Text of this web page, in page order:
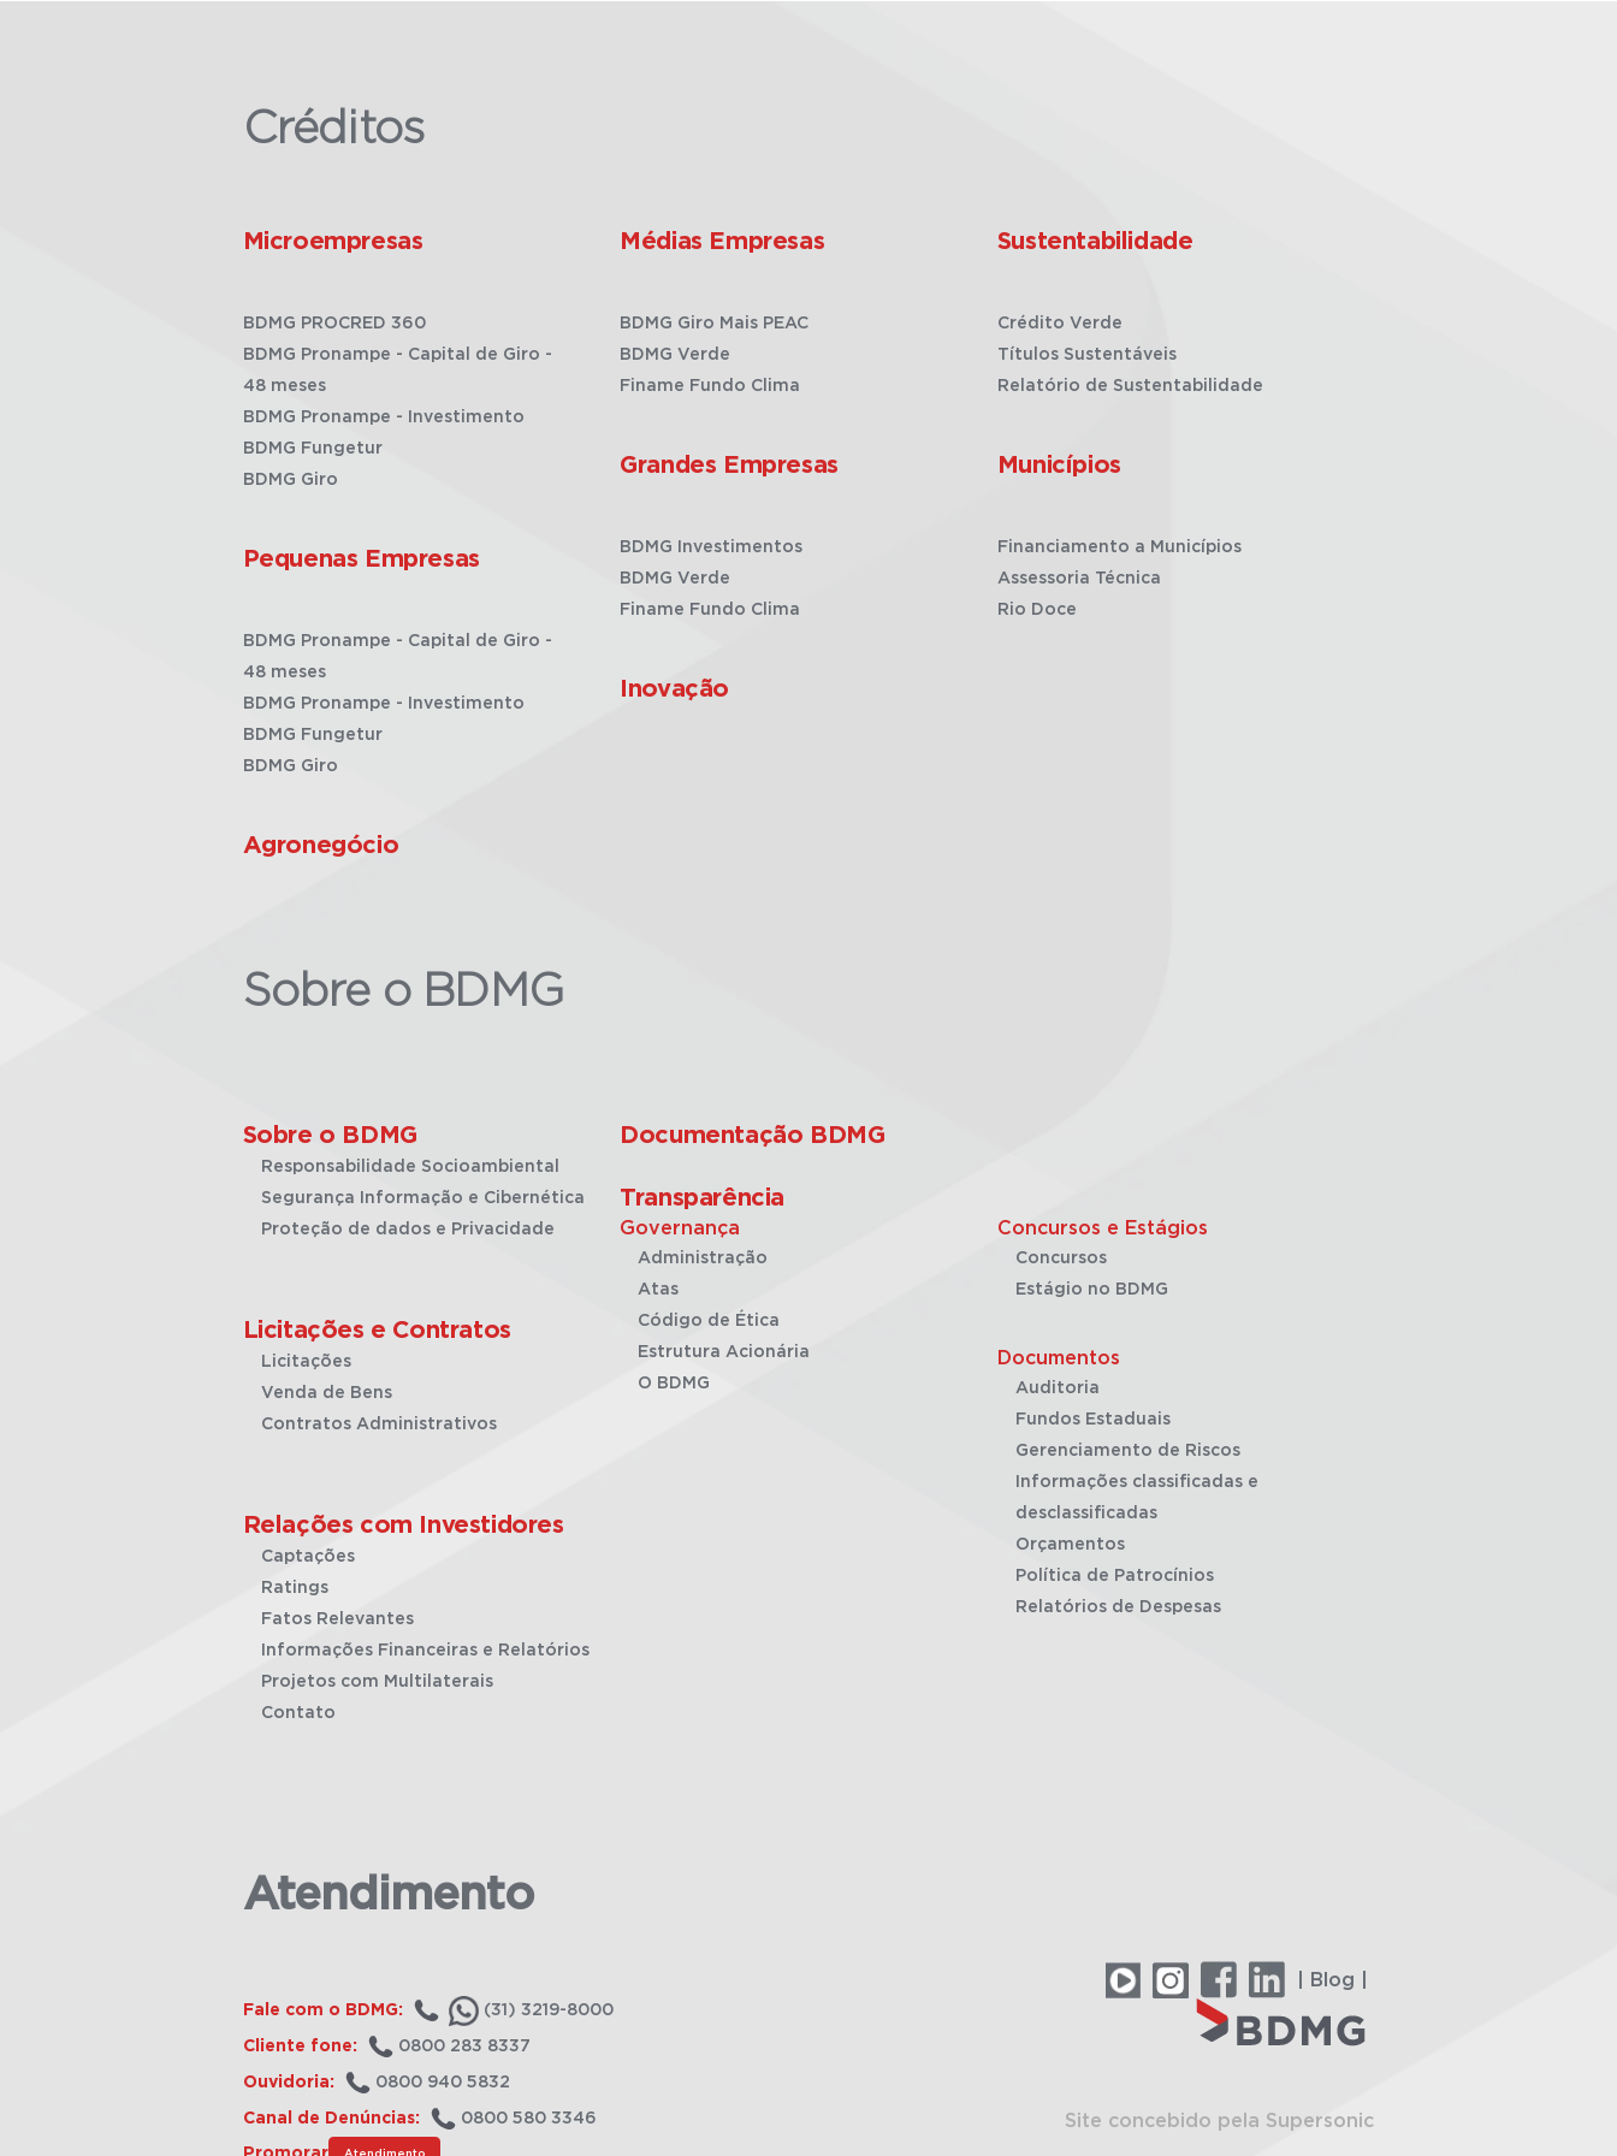
Créditos
Microempresas
BDMG PROCRED 360
BDMG Pronampe - Capital de Giro -
48 meses
BDMG Pronampe - Investimento
BDMG Fungetur
BDMG Giro
Pequenas Empresas
BDMG Pronampe - Capital de Giro -
48 meses
BDMG Pronampe - Investimento
BDMG Fungetur
BDMG Giro
Agronegócio
Médias Empresas
BDMG Giro Mais PEAC
BDMG Verde
Finame Fundo Clima
Grandes Empresas
BDMG Investimentos
BDMG Verde
Finame Fundo Clima
Inovação
Sustentabilidade
Crédito Verde
Títulos Sustentáveis
Relatório de Sustentabilidade
Municípios
Financiamento a Municípios
Assessoria Técnica
Rio Doce
Sobre o BDMG
Sobre o BDMG
Responsabilidade Socioambiental
Segurança Informação e Cibernética
Proteção de dados e Privacidade
Licitações e Contratos
Licitações
Venda de Bens
Contratos Administrativos
Relações com Investidores
Captações
Ratings
Fatos Relevantes
Informações Financeiras e Relatórios
Projetos com Multilaterais
Contato
Documentação BDMG
Transparência
Governança
Administração
Atas
Código de Ética
Estrutura Acionária
O BDMG
Concursos e Estágios
Concursos
Estágio no BDMG
Documentos
Auditoria
Fundos Estaduais
Gerenciamento de Riscos
Informações classificadas e
desclassificadas
Orçamentos
Política de Patrocínios
Relatórios de Despesas
Atendimento
Fale com o BDMG: (31) 3219-8000
Cliente fone: 0800 283 8337
Ouvidoria: 0800 940 5832
Canal de Denúncias: 0800 580 3346
Atendimento
| Blog |
Site concebido pela Supersonic